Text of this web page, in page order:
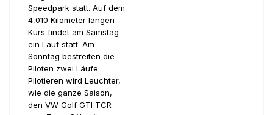
Speedpark statt. Auf dem
4,010 Kilometer langen
Kurs findet am Samstag
ein Lauf statt. Am
Sonntag bestreiten die
Piloten zwei Läufe.
Pilotieren wird Leuchter,
wie die ganze Saison,
den VW Golf GTI TCR